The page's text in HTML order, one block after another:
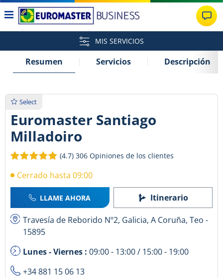
MIS SERVICIOS
Resumen Servicios Descripción
Select
Euromaster Santiago
Milladoiro
(4.7) 306 Opiniones de los clientes
Cerrado hasta 09:00
LLAME AHORA Itinerario
Travesía de Reborido Nº2, Galicia, A Coruña, Teo -
15895
Lunes - Viernes : 09:00 - 13:00 / 15:00 - 19:00
+34 881 15 06 13